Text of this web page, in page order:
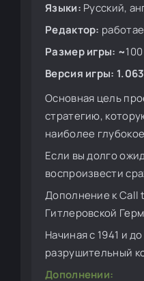
Языки: Русский,
Редактор:
Размер игры: ~
Версия игры:
Основная цель
стратегию,
наиболее
Если вы долго
воспроизвести
Дополнение к Call
Гитлеровской
Начиная с 1941 и
разрушительный
Дополнении: